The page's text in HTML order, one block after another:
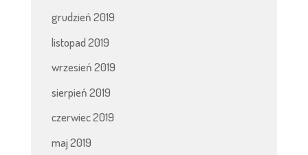
grudzień 2019
listopad 2019
wrzesień 2019
sierpień 2019
czerwiec 2019
maj 2019